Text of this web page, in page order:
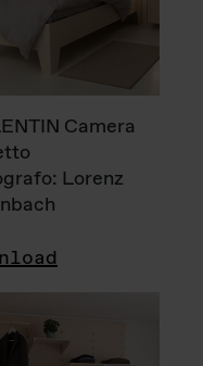
Camera
Lorenz